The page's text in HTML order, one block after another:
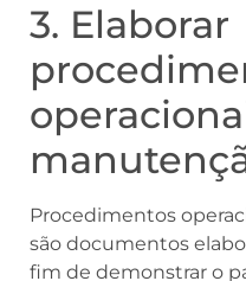
3. Elaborar
Procedimentos
são documentos
fim de demonstrar o